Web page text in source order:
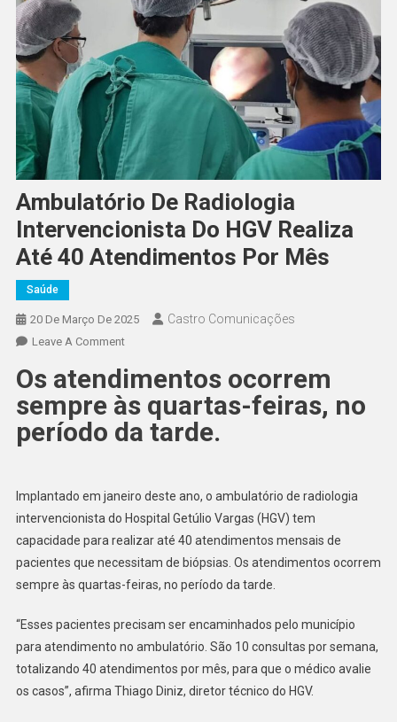
Ambulatório De Radiologia
Intervencionista Do HGV Realiza
Até 40 Atendimentos Por Mês
Saúde
20 De Março De 2025 Castro Comunicações
Leave A Comment
Os atendimentos ocorrem
sempre às quartas-feiras, no
período da tarde.
Implantado em janeiro deste ano, o ambulatório de radiologia
intervencionista do Hospital Getúlio Vargas (HGV) tem
capacidade para realizar até 40 atendimentos mensais de
pacientes que necessitam de biópsias. Os atendimentos ocorrem
sempre às quartas-feiras, no período da tarde.
“Esses pacientes precisam ser encaminhados pelo município
para atendimento no ambulatório. São 10 consultas por semana,
totalizando 40 atendimentos por mês, para que o médico avalie
os casos”, afirma Thiago Diniz, diretor técnico do HGV.